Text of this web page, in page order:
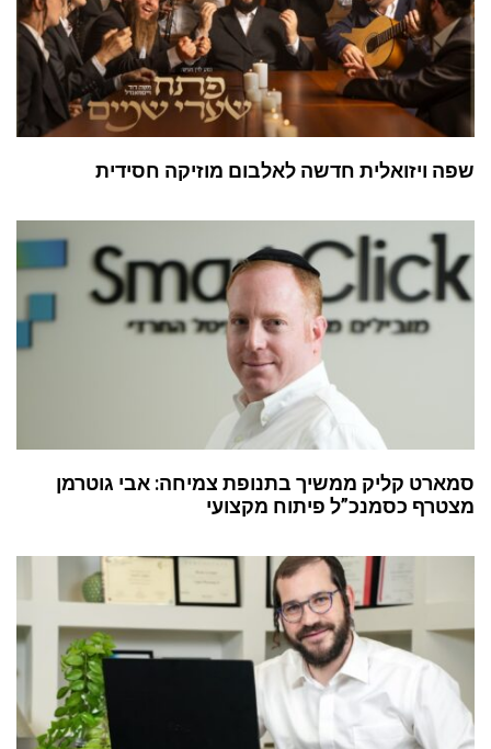
שפה ויזואלית חדשה לאלבום מוזיקה חסידית
סמארט קליק ממשיך בתנופת צמיחה: אבי גוטרמן
מצטרף כסמנכ”ל פיתוח מקצועי